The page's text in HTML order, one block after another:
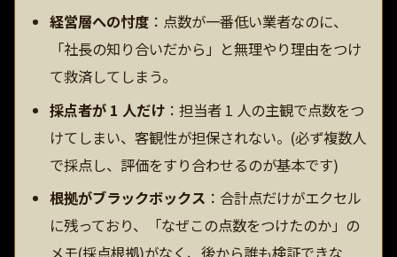
経営層への忖度：点数が一番低い業者なのに、
「社長の知り合いだから」と無理やり理由をつけ
て救済してしまう。
採点者が 1 人だけ：担当者 1 人の主観で点数をつ
けてしまい、客観性が担保されない。(必ず複数人
で採点し、評価をすり合わせるのが基本です)
根拠がブラックボックス ：合計点だけがエクセル
に残っており、「なぜこの点数をつけたのか」の